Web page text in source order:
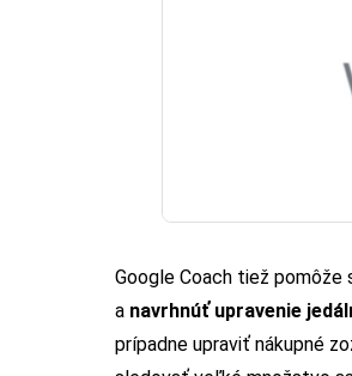
Google Coach tiež
a navrhnúť upravenie
prípadne upraviť nákupné